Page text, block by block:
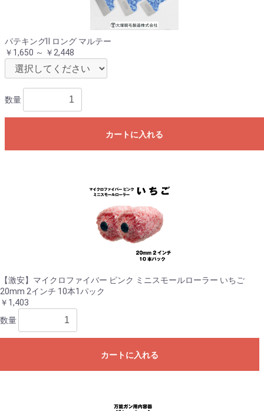
パテキングⅡ ロング マルテー
￥1,650 ～ ￥2,448
数量
カートに入れる
【激安】マイクロファイバー ピンク ミニスモールローラー いちご
20mm 2インチ 10本1パック
￥1,403
数量
カートに入れる